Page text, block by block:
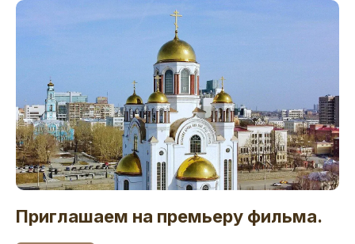
Приглашаем на премьеру фильма.